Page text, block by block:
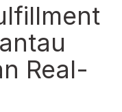
Real-